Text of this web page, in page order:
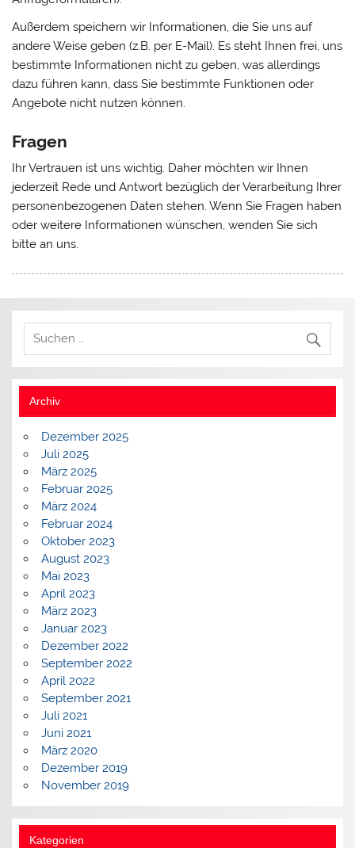
Außerdem speichern wir Informationen, die Sie uns auf
andere Weise geben (z.B. per E-Mail). Es steht Ihnen frei, uns
bestimmte Informationen nicht zu geben, was allerdings
dazu führen kann, dass Sie bestimmte Funktionen oder
Angebote nicht nutzen können.
Fragen
Ihr Vertrauen ist uns wichtig. Daher möchten wir Ihnen
jederzeit Rede und Antwort bezüglich der Verarbeitung Ihrer
personenbezogenen Daten stehen. Wenn Sie Fragen haben
oder weitere Informationen wünschen, wenden Sie sich
bitte an uns.
Archiv
Dezember 2025
Juli 2025
März 2025
Februar 2025
März 2024
Februar 2024
Oktober 2023
August 2023
Mai 2023
April 2023
März 2023
Januar 2023
Dezember 2022
September 2022
April 2022
September 2021
Juli 2021
Juni 2021
März 2020
Dezember 2019
November 2019
Kategorien